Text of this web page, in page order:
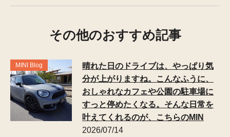
その他のおすすめ記事
MINI Blog
晴れた日のドライブは、やっぱり気
分が上がりますね。こんなふうに、
おしゃれなカフェや公園の駐車場に
すっと停めたくなる。そんな日常を
叶えてくれるのが、こちらのMIN
2026/07/14